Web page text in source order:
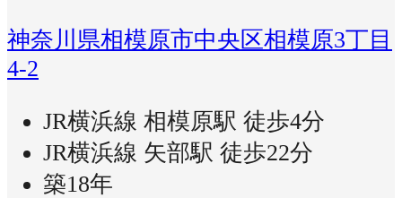
神奈川県相模原市中央区相模原3丁目
4-2
JR横浜線 相模原駅 徒歩4分
JR横浜線 矢部駅 徒歩22分
築18年